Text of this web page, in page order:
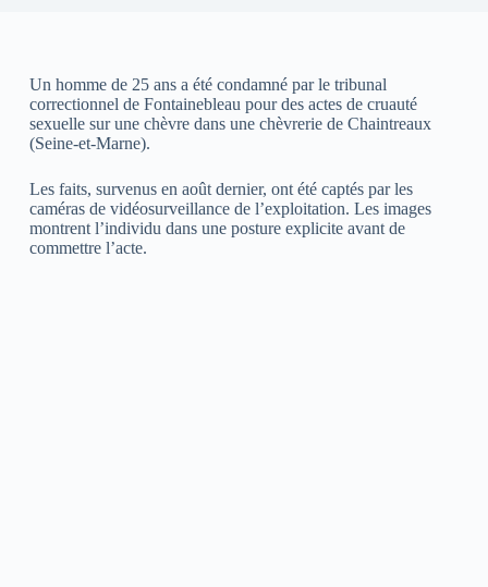
Un homme de 25 ans a été condamné par le tribunal
correctionnel de Fontainebleau pour des actes de cruauté
sexuelle sur une chèvre dans une chèvrerie de Chaintreaux
(Seine-et-Marne).
Les faits, survenus en août dernier, ont été captés par les
caméras de vidéosurveillance de l’exploitation. Les images
montrent l’individu dans une posture explicite avant de
commettre l’acte.